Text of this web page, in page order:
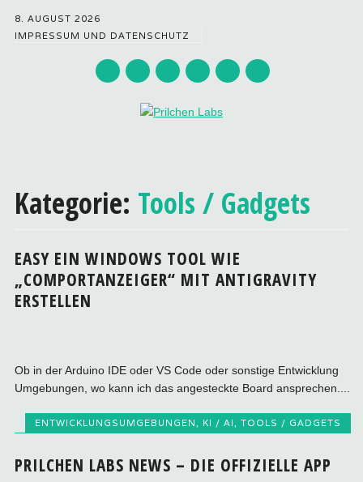
8. AUGUST 2026
IMPRESSUM UND DATENSCHUTZ
springen
Kategorie: Tools / Gadgets
EASY EIN WINDOWS TOOL WIE
„COMPORTANZEIGER“ MIT ANTIGRAVITY
ERSTELLEN
Ob in der Arduino IDE oder VS Code oder sonstige Entwicklung
Umgebungen, wo kann ich das angesteckte Board ansprechen....
ENTWICKLUNGSUMGEBUNGEN, KI / AI, TOOLS / GADGETS
PRILCHEN LABS NEWS – DIE OFFIZIELLE APP